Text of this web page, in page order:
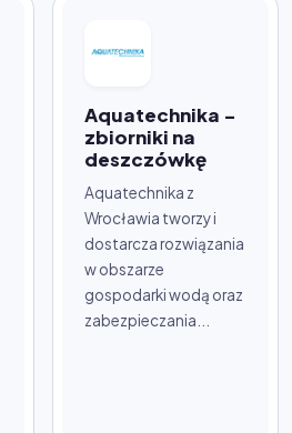
Aquatechnika -
zbiorniki na
deszczówkę
Aquatechnika z
Wrocławia tworzy i
dostarcza rozwiązania
w obszarze
gospodarki wodą oraz
zabezpieczania...